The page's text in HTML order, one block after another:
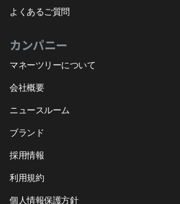
よくあるご質問
カンパニー
マネーツリーについて
会社概要
ニュースルーム
ブランド
採用情報
利用規約
個人情報保護方針